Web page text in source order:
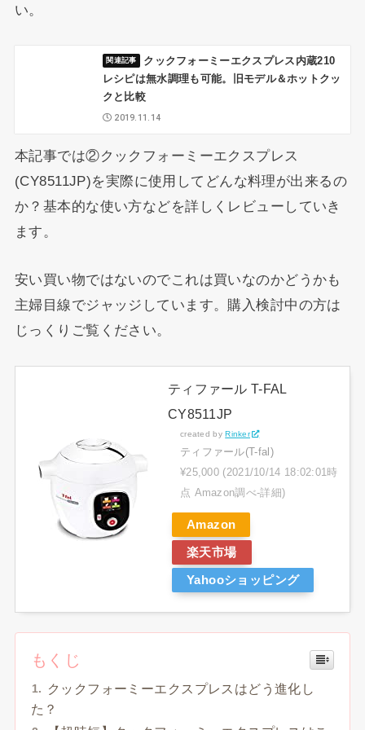
い。
クックフォーミーエクスプレス内蔵210
レシピは無水調理も可能。旧モデル＆ホットクッ
クと比較
2019.11.14
本記事では②クックフォーミーエクスプレス
(CY8511JP)を実際に使用してどんな料理が出来るの
か？基本的な使い方などを詳しくレビューしていき
ます。
安い買い物ではないのでこれは買いなのかどうかも
主婦目線でジャッジしています。購入検討中の方は
じっくりご覧ください。
ティファール T-FAL
CY8511JP
created byRinker
ティファール(T-fal)
¥25,000 (2021/10/14 18:02:01時
点 Amazon調べ-詳細)
Amazon
楽天市場
Yahooショッピング
もくじ
クックフォーミーエクスプレスはどう進化し
た？